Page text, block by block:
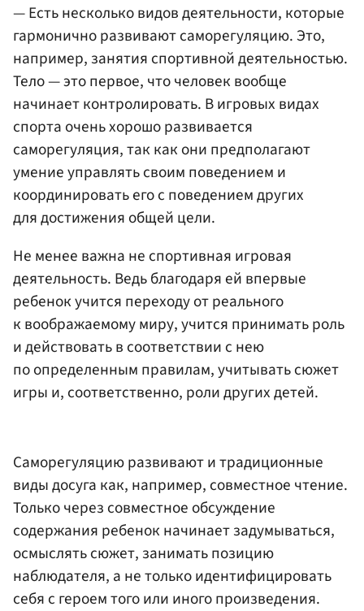
— Есть несколько видов деятельности, которые
гармонично развивают саморегуляцию. Это,
например, занятия спортивной деятельностью.
Тело — это первое, что человек вообще
начинает контролировать. В игровых видах
спорта очень хорошо развивается
саморегуляция, так как они предполагают
умение управлять своим поведением и
координировать его с поведением других
для достижения общей цели.
Не менее важна не спортивная игровая
деятельность. Ведь благодаря ей впервые
ребенок учится переходу от реального
к воображаемому миру, учится принимать роль
и действовать в соответствии с нею
по определенным правилам, учитывать сюжет
игры и, соответственно, роли других детей.
Саморегуляцию развивают и традиционные
виды досуга как, например, совместное чтение.
Только через совместное обсуждение
содержания ребенок начинает задумываться,
осмыслять сюжет, занимать позицию
наблюдателя, а не только идентифицировать
себя с героем того или иного произведения.